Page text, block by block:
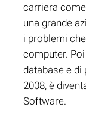
carriera
una grande
i problemi
computer.
database e
2008, è
Software.